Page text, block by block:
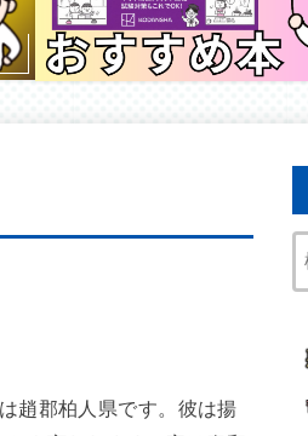
趙郡柏人県です。彼は揚